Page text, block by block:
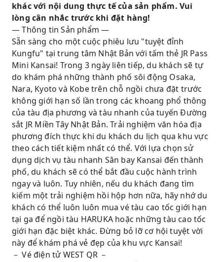
khác với nội dung thực tế của sản phẩm. Vui
lòng cân nhắc trước khi đặt hàng!
— Thông tin Sản phẩm —
Sẵn sàng cho một cuộc phiêu lưu "tuyệt đỉnh
Kungfu" tại trung tâm Nhật Bản với tấm thẻ JR Pass
Mini Kansai! Trong 3 ngày liên tiếp, du khách sẽ tự
do khám phá những thành phố sôi động Osaka,
Nara, Kyoto và Kobe trên chỗ ngồi chưa đặt trước
không giới hạn số lần trong các khoang phổ thông
của tàu địa phương và tàu nhanh của tuyến Đường
sắt JR Miền Tây Nhật Bản. Trải nghiệm văn hóa địa
phương đích thực khi du khách du lịch qua khu vực
theo cách tiết kiệm nhất có thể. Với lựa chọn sử
dụng dịch vụ tàu nhanh Sân bay Kansai đến thành
phố, du khách sẽ có thể bắt đầu cuộc hành trình
ngay và luôn. Tuy nhiên, nếu du khách đang tìm
kiếm một trải nghiệm hồi hộp hơn nữa, hãy nhớ du
khách có thể luôn luôn mua vé tàu cao tốc giới hạn
tại ga để ngồi tàu HARUKA hoặc những tàu cao tốc
giới hạn đặc biệt khác. Đừng bỏ lỡ cơ hội tuyệt vời
này để khám phá vẻ đẹp của khu vực Kansai!
－ Vé điện tử WEST QR －